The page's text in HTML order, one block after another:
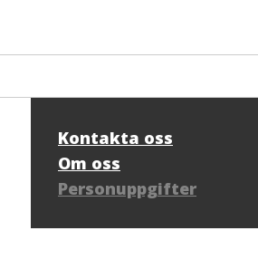
Kontakta oss
Om oss
Personuppgifter